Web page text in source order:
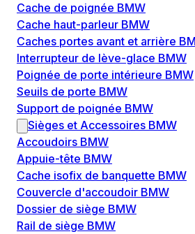
Cache de poignée BMW
Cache haut-parleur BMW
Caches portes avant et arrière
Interrupteur de lève-glace BMW
Poignée de porte intérieure BMW
Seuils de porte BMW
Support de poignée BMW
Sièges et Accessoires BMW
Accoudoirs BMW
Appuie-tête BMW
Cache isofix de banquette BMW
Couvercle d'accoudoir BMW
Dossier de siège BMW
Rail de siège BMW